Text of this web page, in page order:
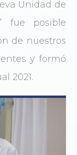
Unidad de
fue posible
de nuestros
y formó
2021.